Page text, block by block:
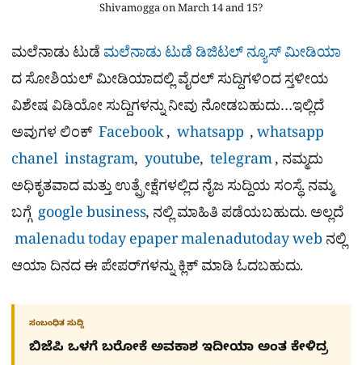
Shivamogga on March 14 and 15?
ಮಲೆನಾಡು ಟುಡೆ ಮಲೆನಾಡು ಟುಡೆ ಡಿಜಿಟಲ್ ನ್ಯೂಸ್ ಮೀಡಿಯಾ
ದ ಸೋಶಿಯಲ್​ ಮೀಡಿಯಾದಲ್ಲಿ ವೈರಲ್​ ಸುದ್ದಿಗಳಿಂದ ಸ್ತಳೀಯ
ವಿಶೇಷ ವಿಡಿಯೋ ಸುದ್ದಿಗಳನ್ನು ನೀವು ನೋಡಬಹುದು…ಇಲ್ಲಿದೆ
ಅವುಗಳ ಲಿಂಕ್ Facebook, whatsapp ,whatsapp
chanel instagram, youtube, telegram, ನಮ್ಮದು
ಅಧಿಕೃತವಾದ ಮತ್ತು ಉತ್ಪ್ರೇಕ್ಷೆಗಳಲ್ಲಿದ ನೈಜ ಸುದ್ದಿಯ ಸಂಸ್ಥೆ. ನಮ್ಮ
ಬಗ್ಗೆ google business, ನಲ್ಲಿ ಮಾಹಿತಿ ಪಡೆಯಬಹುದು. ಅಲ್ಲದೆ
malenadu today epapermalenadutoday web ನಲ್ಲಿ
ಆಯಾ ದಿನದ ಈ ಪೇಪರ್​ಗಳನ್ನು ಕ್ಲಿಕ್ ಮಾಡಿ ಓದಬಹುದು.
ಸಂಬಂಧಿತ ಸುದ್ದಿ
ಬಿಜೆಪಿ ಒಳಗೆ ಬರೋಕೆ ಅವಕಾಶ ಇದೀಯಾ ಅಂತ ಕೇಳಿದ್ರ